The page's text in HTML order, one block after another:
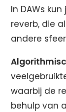
In DAWs
reverb, die
andere
waarbij de
behulp van